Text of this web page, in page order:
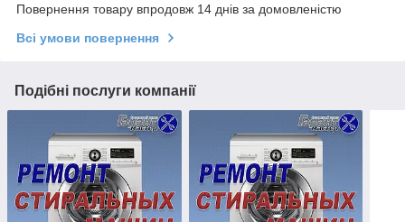
Повернення товару впродовж 14 днів за домовленістю
Всі умови повернення
Подібні послуги компанії